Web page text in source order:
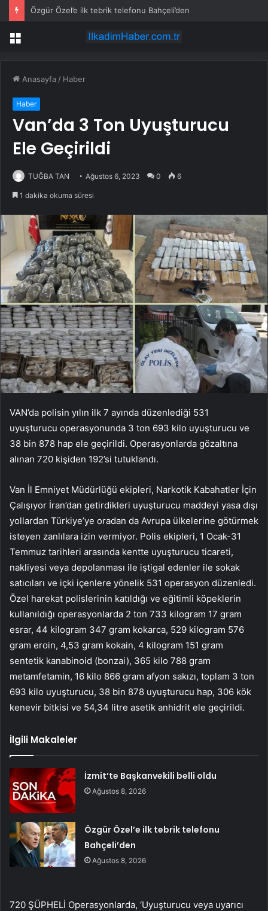
Özgür Özel’e ilk tebrik telefonu Bahçeli’den
Menü
Anasayfa / Haber
Haber
Van’da 3 Ton Uyuşturucu
Ele Geçirildi
TUĞBA TAN Ağustos 6, 2023 0 6
1 dakika okuma süresi
VAN’da polisin yılın ilk 7 ayında düzenlediği 531
uyuşturucu operasyonunda 3 ton 693 kilo uyuşturucu ve
38 bin 878 hap ele geçirildi. Operasyonlarda gözaltına
alınan 720 kişiden 192’si tutuklandı.
Van İl Emniyet Müdürlüğü ekipleri, Narkotik Kabahatler İçin
Çalışıyor İran’dan getirdikleri uyuşturucu maddeyi yasa dışı
yollardan Türkiye’ye oradan da Avrupa ülkelerine götürmek
isteyen zanlılara izin vermiyor. Polis ekipleri, 1 Ocak-31
Temmuz tarihleri ​​arasında kentte uyuşturucu ticareti,
nakliyesi veya depolanması ile iştigal edenler ile sokak
satıcıları ve içki içenlere yönelik 531 operasyon düzenledi.
Özel harekat polislerinin katıldığı ve eğitimli köpeklerin
kullanıldığı operasyonlarda 2 ton 733 kilogram 17 gram
esrar, 44 kilogram 347 gram kokarca, 529 kilogram 576
gram eroin, 4,53 gram kokain, 4 kilogram 151 gram
sentetik kanabinoid (bonzai), 365 kilo 788 gram
metamfetamin, 16 kilo 866 gram afyon sakızı, toplam 3 ton
693 kilo uyuşturucu, 38 bin 878 uyuşturucu hap, 306 kök
kenevir bitkisi ve 54,34 litre asetik anhidrit ele geçirildi.
İlgili Makaleler
İzmit’te Başkanvekili belli oldu
Ağustos 8, 2026
Özgür Özel’e ilk tebrik telefonu
Bahçeli’den
Ağustos 8, 2026
720 ŞÜPHELİ Operasyonlarda, ‘Uyuşturucu veya uyarıcı